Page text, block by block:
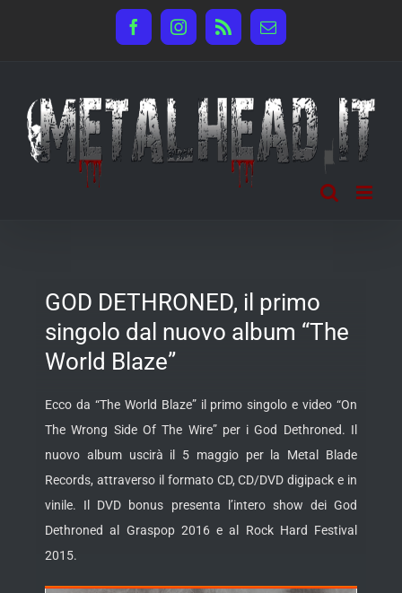
FacebookInstagram
Rss Email
GOD DETHRONED, il primo
singolo dal nuovo album “The
World Blaze”
Ecco da “The World Blaze” il primo singolo e video “On
The Wrong Side Of The Wire” per i God Dethroned. Il
nuovo album uscirà il 5 maggio per la Metal Blade
Records, attraverso il formato CD, CD/DVD digipack e in
vinile. Il DVD bonus presenta l’intero show dei God
Dethroned al Graspop 2016 e al
Rock Hard Festival
2015.